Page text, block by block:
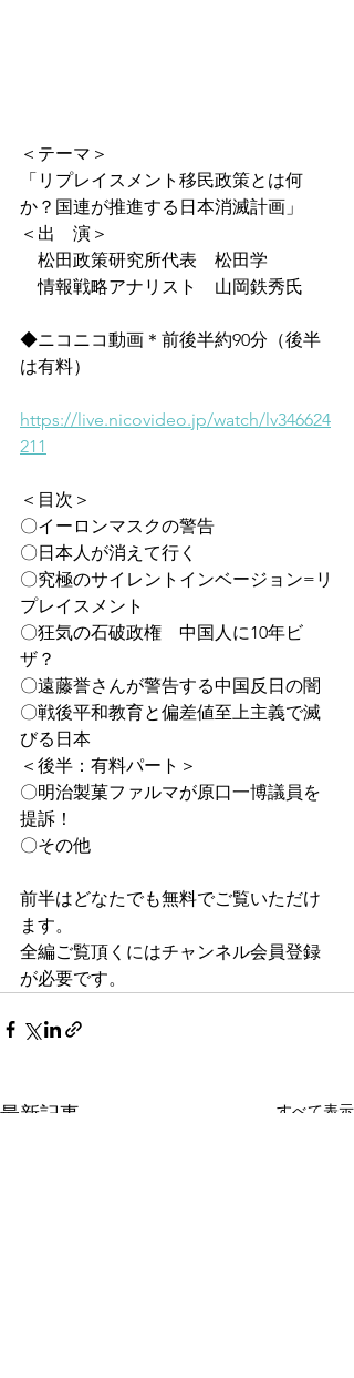
＜テーマ＞
「リプレイスメント移民政策とは何
か？国連が推進する日本消滅計画」
＜出　演＞
松田政策研究所代表　松田学
情報戦略アナリスト　山岡鉄秀氏
◆ニコニコ動画＊前後半約90分（後半
は有料）
https://live.nicovideo.jp/watch/lv346624
211
＜目次＞
〇イーロンマスクの警告
〇日本人が消えて行く
〇究極のサイレントインベージョン=リ
プレイスメント
〇狂気の石破政権　中国人に10年ビ
ザ？
〇遠藤誉さんが警告する中国反日の闇
〇戦後平和教育と偏差値至上主義で滅
びる日本
＜後半：有料パート＞
〇明治製菓ファルマが原口一博議員を
提訴！
〇その他
前半はどなたでも無料でご覧いただけ
ます。
全編ご覧頂くにはチャンネル会員登録
が必要です。
最新記事 すべて表示